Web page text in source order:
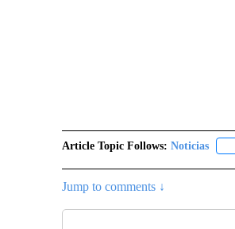
Article Topic Follows: Noticias
Jump to comments ↓